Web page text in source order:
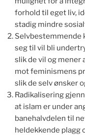
forhold til eget liv,
stadig mindre
Selvbestemmende
seg til vil bli
slik de vil og mener
mot feminismens
slik de selv ønsker
Radikalisering
at islam er under
banehalvdelen til
heldekkende plagg